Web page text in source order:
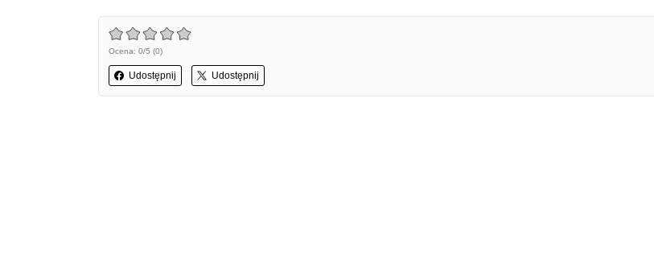
Ocena: 0/5 (0)
Udostępnij Udostępnij